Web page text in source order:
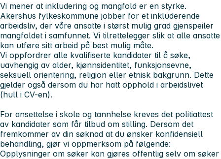
Vi mener at inkludering og mangfold er en styrke.
Akershus fylkeskommune jobber for et inkluderende
arbeidsliv, der våre ansatte i størst mulig grad gjenspeiler
mangfoldet i samfunnet. Vi tilrettelegger slik at alle ansatte
kan utføre sitt arbeid på best mulig måte.
Vi oppfordrer alle kvalifiserte kandidater til å søke,
uavhengig av alder, kjønnsidentitet, funksjonsevne,
seksuell orientering, religion eller etnisk bakgrunn. Dette
gjelder også dersom du har hatt opphold i arbeidslivet
(hull i CV-en).
For ansettelse i skole og tannhelse kreves det politiattest
av kandidater som får tilbud om stilling. Dersom det
fremkommer av din søknad at du ønsker konfidensiell
behandling, gjør vi oppmerksom på følgende:
Opplysninger om søker kan gjøres offentlig selv om søker